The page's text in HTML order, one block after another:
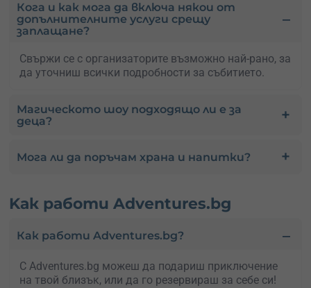
Кога и как мога да включа някои от
допълнителните услуги срещу
заплащане?
Свържи се с организаторите възможно най-рано, за
да уточниш всички подробности за събитието.
Магическото шоу подходящо ли е за
деца?
Мога ли да поръчам храна и напитки?
Kак работи Adventures.bg
Как работи Adventures.bg?
С Adventures.bg можеш да подариш приключение
на твой близък, или да го резервираш за себе си!